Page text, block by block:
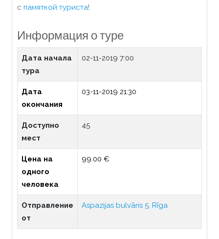
с памяткой туриста!
Информация о туре
Дата начала
тура
02-11-2019 7:00
Дата
окончания
03-11-2019 21:30
Доступно
мест
45
Цена на
одного
человека
99.00 €
Отправление
от
Aspazijas bulvāris 5, Rīga